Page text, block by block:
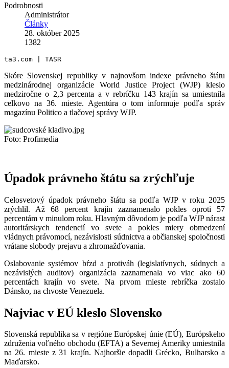
Podrobnosti
Administrátor
Články
28. október 2025
1382
ta3.com | TASR
Skóre Slovenskej republiky v najnovšom indexe právneho štátu
medzinárodnej organizácie World Justice Project (WJP) kleslo
medziročne o 2,3 percenta a v rebríčku 143 krajín sa umiestnila
celkovo na 36. mieste. Agentúra o tom informuje podľa správ
magazínu Politico a tlačovej správy WJP.
Foto: Profimedia
Úpadok právneho štátu sa zrýchľuje
Celosvetový úpadok právneho štátu sa podľa WJP v roku 2025
zrýchlil. Až 68 percent krajín zaznamenalo pokles oproti 57
percentám v minulom roku. Hlavným dôvodom je podľa WJP nárast
autoritárskych tendencií vo svete a pokles miery obmedzení
vládnych právomocí, nezávislosti súdnictva a občianskej spoločnosti
vrátane slobody prejavu a zhromažďovania.
Oslabovanie systémov bŕzd a protiváh (legislatívnych, súdnych a
nezávislých auditov) organizácia zaznamenala vo viac ako 60
percentách krajín vo svete. Na prvom mieste rebríčka zostalo
Dánsko, na chvoste Venezuela.
Najviac v EÚ kleslo Slovensko
Slovenská republika sa v regióne Európskej únie (EÚ), Európskeho
združenia voľného obchodu (EFTA) a Severnej Ameriky umiestnila
na 26. mieste z 31 krajín. Najhoršie dopadli Grécko, Bulharsko a
Maďarsko.